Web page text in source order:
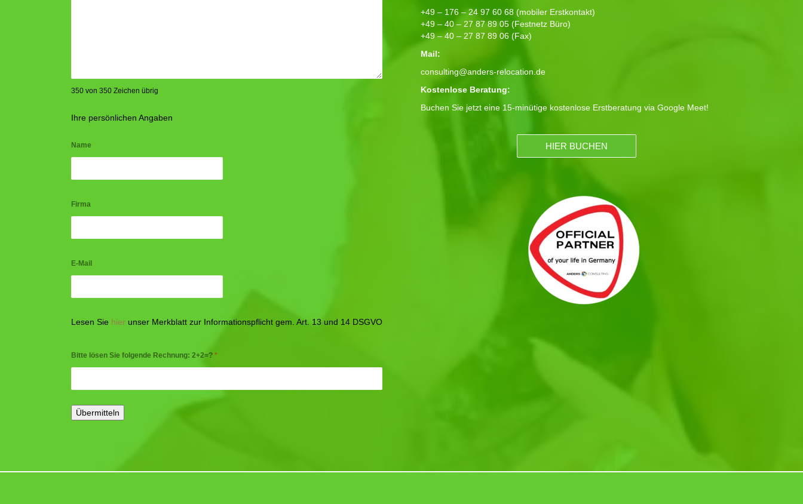
350 von 350 Zeichen übrig
Ihre persönlichen Angaben
Name
Firma
E-Mail
Lesen Sie hier unser Merkblatt zur Informationspflicht gem. Art. 13 und 14 DSGVO
Bitte lösen Sie folgende Rechnung: 2+2=? *
+49 – 176 – 24 97 60 68 (mobiler Erstkontakt)
+49 – 40 – 27 87 89 05 (Festnetz Büro)
+49 – 40 – 27 87 89 06 (Fax)
Mail:
consulting@anders-relocation.de
Kostenlose Beratung:
Buchen Sie jetzt eine 15-minütige kostenlose Erstberatung via Google Meet!
HIER BUCHEN